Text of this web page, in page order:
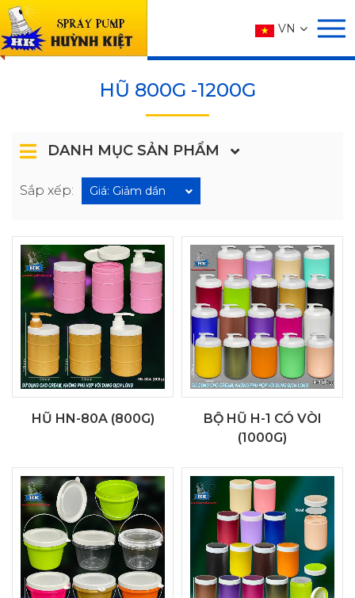
VN
SẢN PHẨM
Trang chủ SẢN PHẨM
HŨ 800G -1200G
DANH MỤC SẢN PHẨM
Sắp xếp: Giá: Giảm dần
HŨ HN-80A (800G)
BỘ HŨ H-1 CÓ VÒI
(1000G)